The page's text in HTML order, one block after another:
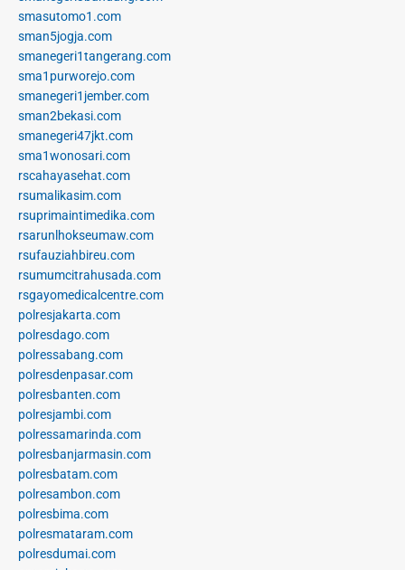
smasutomo1.com
sman5jogja.com
smanegeri1tangerang.com
sma1purworejo.com
smanegeri1jember.com
sman2bekasi.com
smanegeri47jkt.com
sma1wonosari.com
rscahayasehat.com
rsumalikasim.com
rsuprimaintimedika.com
rsarunlhokseumaw.com
rsufauziahbireu.com
rsumumcitrahusada.com
rsgayomedicalcentre.com
polresjakarta.com
polresdago.com
polressabang.com
polresdenpasar.com
polresbanten.com
polresjambi.com
polressamarinda.com
polresbanjarmasin.com
polresbatam.com
polresambon.com
polresbima.com
polresmataram.com
polresdumai.com